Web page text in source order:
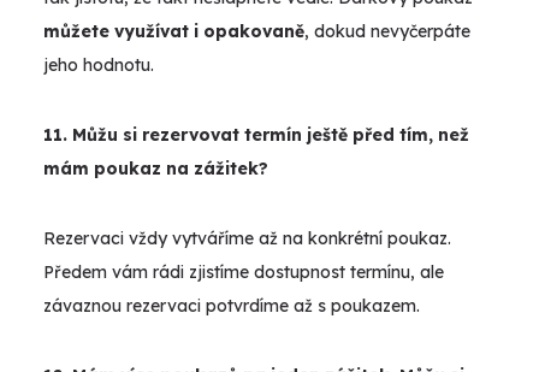
můžete využívat i opakovaně, dokud nevyčerpáte
jeho hodnotu.
11. Můžu si rezervovat termín ještě před tím, než
mám poukaz na zážitek?
Rezervaci vždy vytváříme až na konkrétní poukaz.
Předem vám rádi zjistíme dostupnost termínu, ale
závaznou rezervaci potvrdíme až s poukazem.